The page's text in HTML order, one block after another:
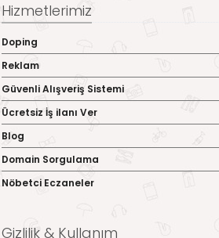
Hizmetlerimiz
Doping
Reklam
Güvenli Alışveriş Sistemi
Ücretsiz İş ilanı Ver
Blog
Domain Sorgulama
Nöbetci Eczaneler
Gizlilik & Kullanım